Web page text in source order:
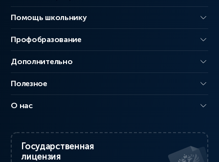
Помощь школьнику
Профобразование
Дополнительно
Полезное
О нас
Государственная
лицензия